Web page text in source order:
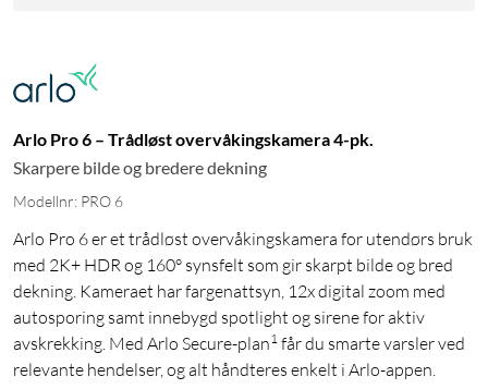
Arlo Pro 6 – Trådløst overvåkingskamera 4-pk.
Skarpere bilde og bredere dekning
Modellnr: PRO 6
Arlo Pro 6 er et trådløst overvåkingskamera for utendørs bruk
med 2K+ HDR og 160° synsfelt som gir skarpt bilde og bred
dekning. Kameraet har fargenattsyn, 12x digital zoom med
autosporing samt innebygd spotlight og sirene for aktiv
avskrekking. Med Arlo Secure-plan1 får du smarte varsler ved
relevante hendelser, og alt håndteres enkelt i Arlo-appen.